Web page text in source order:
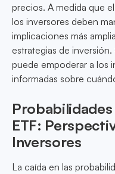
precios. A medida que
los inversores deben
implicaciones más
estrategias de
puede empoderar a los
informadas sobre
ETF:
Inversores
La caída en las